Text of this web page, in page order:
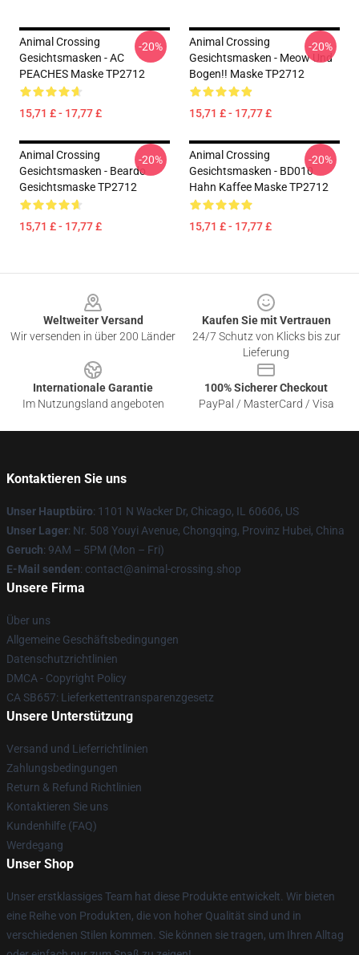
Animal Crossing
Gesichtsmasken - AC
PEACHES Maske TP2712
15,71 £ - 17,77 £
-20%
Animal Crossing
Gesichtsmasken - Meow Und
Bogen!! Maske TP2712
15,71 £ - 17,77 £
-20%
Animal Crossing
Gesichtsmasken - Beardo
Gesichtsmaske TP2712
15,71 £ - 17,77 £
-20%
Animal Crossing
Gesichtsmasken - BD010
Hahn Kaffee Maske TP2712
15,71 £ - 17,77 £
-20%
Weltweiter Versand
Wir versenden in über 200 Länder
Kaufen Sie mit Vertrauen
24/7 Schutz von Klicks bis zur
Lieferung
Internationale Garantie
Im Nutzungsland angeboten
100% Sicherer Checkout
PayPal / MasterCard / Visa
Kontaktieren Sie uns
Unser Hauptbüro: 1101 N Wacker Dr, Chicago, IL 60606, US
Unser Lager: Nr. 508 Youyi Avenue, Chongqing, Provinz Hubei, China
Geruch: 9AM – 5PM (Mon – Fri)
E-Mail senden: contact@animal-crossing.shop
Unsere Firma
Über uns
Allgemeine Geschäftsbedingungen
Datenschutzrichtlinien
DMCA - Copyright Policy
CA SB657: Lieferkettentransparenzgesetz
Unsere Unterstützung
Versand und Lieferrichtlinien
Zahlungsbedingungen
Return & Refund Richtlinien
Kontaktieren Sie uns
Kundenhilfe (FAQ)
Werdegang
Unser Shop
Unser erstklassiges Team hat diese Produkte entwickelt. Wir bieten
eine Reihe von Produkten, die von hoher Qualität sind und in
verschiedenen Stilen kommen. Sie können sie tragen, um Ihren Alltag